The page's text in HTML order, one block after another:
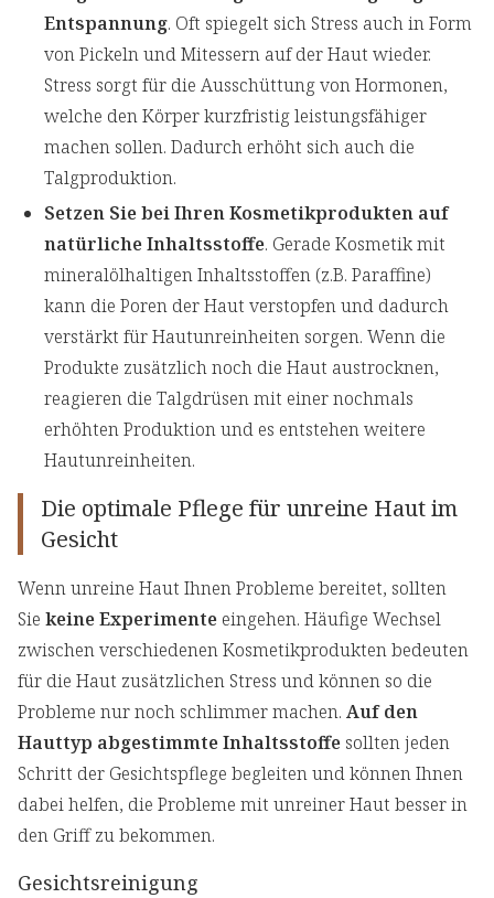
Entspannung. Oft spiegelt sich Stress auch in Form
von Pickeln und Mitessern auf der Haut wieder.
Stress sorgt für die Ausschüttung von Hormonen,
welche den Körper kurzfristig leistungsfähiger
machen sollen. Dadurch erhöht sich auch die
Talgproduktion.
Setzen Sie bei Ihren Kosmetikprodukten auf
natürliche Inhaltsstoffe. Gerade Kosmetik mit
mineralölhaltigen Inhaltsstoffen (z.B. Paraffine)
kann die Poren der Haut verstopfen und dadurch
verstärkt für Hautunreinheiten sorgen. Wenn die
Produkte zusätzlich noch die Haut austrocknen,
reagieren die Talgdrüsen mit einer nochmals
erhöhten Produktion und es entstehen weitere
Hautunreinheiten.
Die optimale Pflege für unreine Haut im
Gesicht
Wenn unreine Haut Ihnen Probleme bereitet, sollten
Sie keine Experimente eingehen. Häufige Wechsel
zwischen verschiedenen Kosmetikprodukten bedeuten
für die Haut zusätzlichen Stress und können so die
Probleme nur noch schlimmer machen. Auf den
Hauttyp abgestimmte Inhaltsstoffe sollten jeden
Schritt der Gesichtspflege begleiten und können Ihnen
dabei helfen, die Probleme mit unreiner Haut besser in
den Griff zu bekommen.
Gesichtsreinigung